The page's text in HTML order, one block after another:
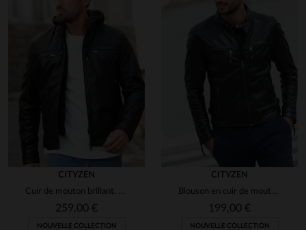
CITYZEN
Cuir de mouton brillant, capuche amovible pour varier les looks.
259,00 €
NOUVELLE COLLECTION
CITYZEN
Blouson en cuir de mouton noir, ajusté pour un style urbain.
199,00 €
NOUVELLE COLLECTION